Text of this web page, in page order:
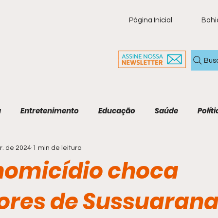
Página Inicial
Entretenimento Educação Saúde
Policial Brasil
choca
de
de 2024 1 min de leitura